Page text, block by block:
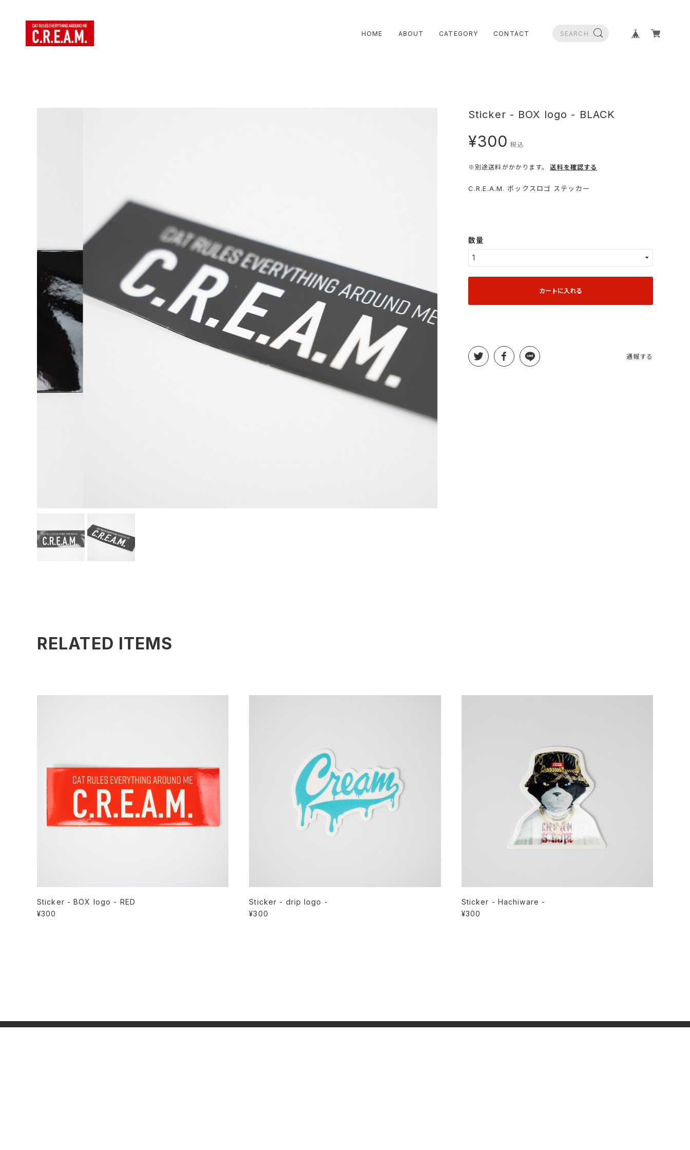
HOME ABOUT CATEGORY CONTACT
Sticker - BOX logo - BLACK
¥300 税込
※別途送料がかかります。 送料を確認する
C.R.E.A.M. ボックスロゴ ステッカー
数量
カートに入れる
通報する
RELATED ITEMS
Sticker - BOX logo - RED
¥300
Sticker - drip logo -
¥300
Sticker - Hachiware -
¥300